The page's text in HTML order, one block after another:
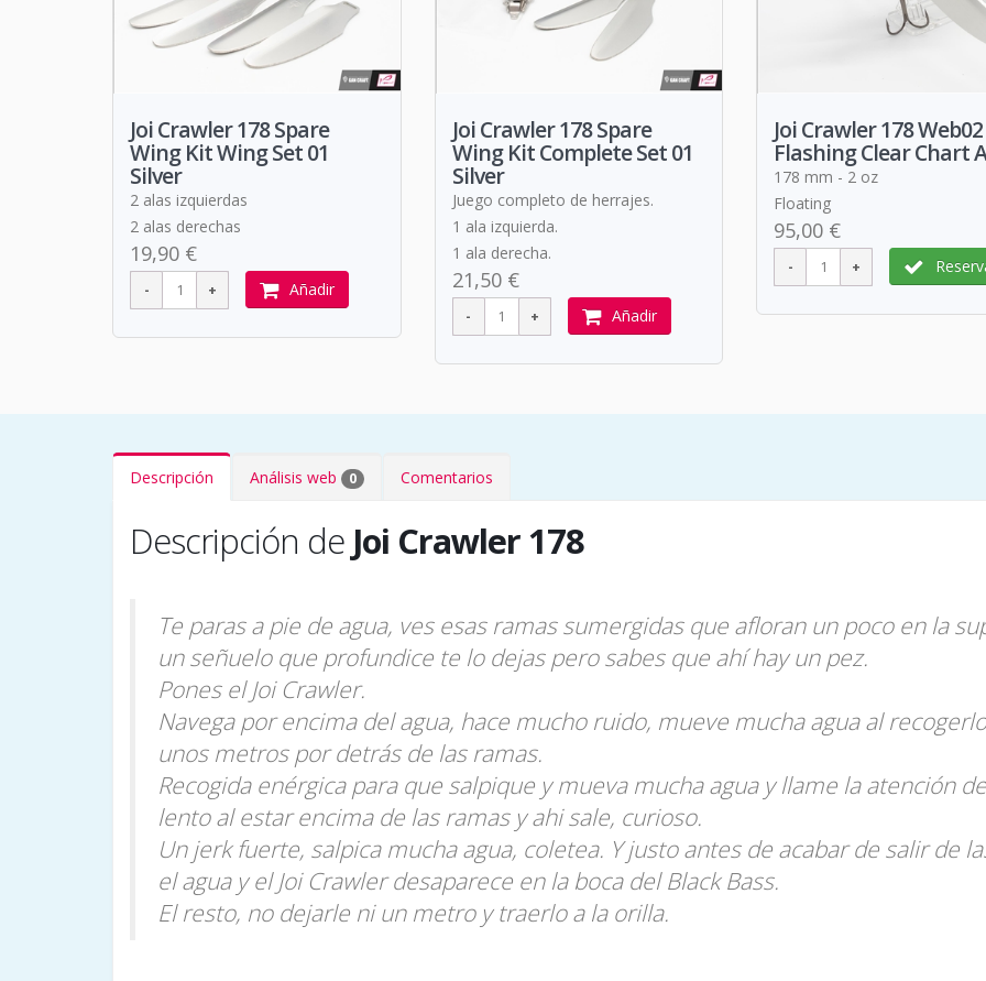
Joi Crawler 178 Spare
Wing Kit Wing Set 01
Silver
2 alas izquierdas
2 alas derechas
19,90 €
Añadir
Joi Crawler 178 Spare
Wing Kit Complete Set 01
Silver
Juego completo de herrajes.
1 ala izquierda.
1 ala derecha.
21,50 €
Añadir
Joi Crawler 178 Web02
Flashing Clear Chart
178 mm - 2 oz
Floating
95,00 €
Descripción Análisis web 0 Comentarios
Descripción de Joi Crawler 178
Te paras a pie de agua, ves esas ramas sumergidas que afloran un poco en la
un señuelo que profundice te lo dejas pero sabes que ahí hay un pez.
Pones el Joi Crawler.
Navega por encima del agua, hace mucho ruido, mueve mucha agua al
unos metros por detrás de las ramas.
Recogida enérgica para que salpique y mueva mucha agua y llame la atención
lento al estar encima de las ramas y ahi sale, curioso.
Un jerk fuerte, salpica mucha agua, coletea. Y justo antes de acabar de salir de
el agua y el Joi Crawler desaparece en la boca del Black Bass.
El resto, no dejarle ni un metro y traerlo a la orilla.